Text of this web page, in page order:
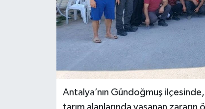
Antalya’nın Gündoğmuş
Magazin
Öğle Bülteni